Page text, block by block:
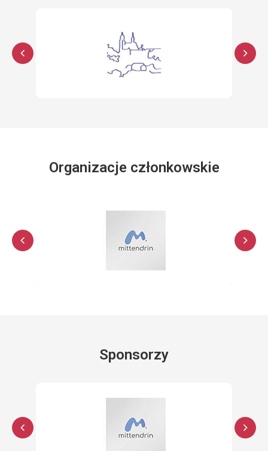
Organizacje członkowskie
Sponsorzy